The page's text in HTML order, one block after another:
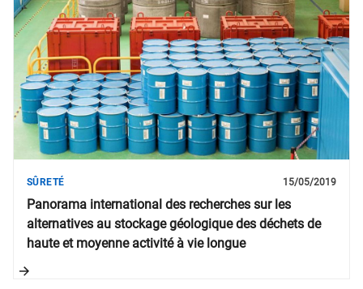
Panorama international des recherches sur les
alternatives au stockage géologique des déchets de
haute et moyenne activité à vie longue
SÛRETÉ 15/05/2019